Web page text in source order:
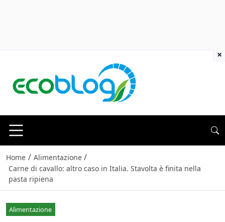
Home / Alimentazione /
Carne di cavallo: altro caso in Italia. Stavolta è finita nella
pasta ripiena
Alimentazione
×